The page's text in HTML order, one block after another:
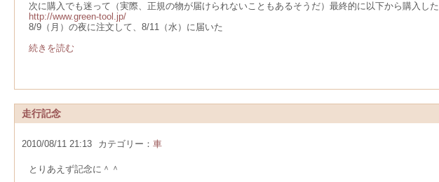
次に購入でも迷って（実際、正規の物が届けられないこともあるそうだ）最終的に以下から購入した
http://www.green-tool.jp/
8/9（月）の夜に注文して、8/11（水）に届いた
続きを読む
走行記念
2010/08/11 21:13 カテゴリー： 車
とりあえず記念に＾＾